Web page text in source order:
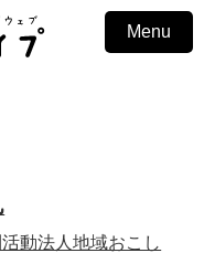
Menu
動法人地域おこし